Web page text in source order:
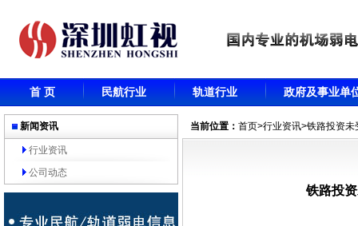
首 页 民航行业 轨道行业 政府及事业单
新闻资讯
行业资讯
公司动态
当前位置： 首页>行业资讯>铁路投资未
铁路投